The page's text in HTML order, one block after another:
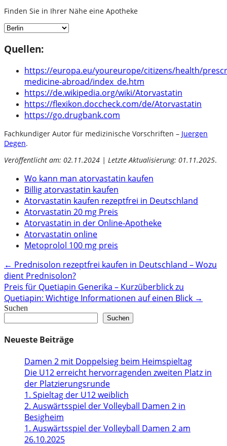
Finden Sie in Ihrer Nähe eine Apotheke
Quellen:
https://europa.eu/youreurope/citizens/health/
medicine-abroad/index_de.htm
https://de.wikipedia.org/wiki/Atorvastatin
https://flexikon.doccheck.com/de/Atorvastatin
https://go.drugbank.com
Fachkundiger Autor für medizinische Vorschriften – Juergen
Degen.
Veröffentlicht am: 02.11.2024 | Letzte Aktualisierung: 01.11.2025.
Wo kann man atorvastatin kaufen
Billig atorvastatin kaufen
Atorvastatin kaufen rezeptfrei in Deutschland
Atorvastatin 20 mg Preis
Atorvastatin in der Online-Apotheke
Atorvastatin online
Metoprolol 100 mg preis
Post
navigation
← Prednisolon rezeptfrei kaufen in Deutschland – Wozu
dient Prednisolon?
Preis für Quetiapin Generika – Kurzüberblick zu
Quetiapin: Wichtige Informationen auf einen Blick →
Suchen
Suchen
Neueste Beiträge
Damen 2 mit Doppelsieg beim Heimspieltag
Die U12 erreicht hervorragenden zweiten Platz in
der Platzierungsrunde
1. Spieltag der U12 weiblich
2. Auswärtsspiel der Volleyball Damen 2 in
Besigheim
1. Auswärtsspiel der Volleyball Damen 2 am
26.10.2025